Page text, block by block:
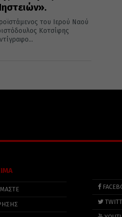
του Ιερού Ναού
Κοτσίφης